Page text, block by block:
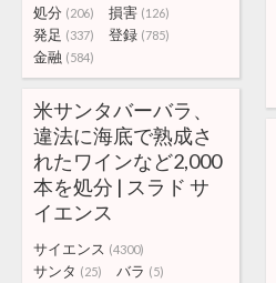
処分 (206) 損害 (126)
発足 (337) 登録 (785)
金融 (584)
米サンタバーバラ、
違法に海底で熟成さ
れたワインなど2,000
本を処分 | スラド サ
イエンス
サイエンス (4300)
サンタ (25) バラ (5)